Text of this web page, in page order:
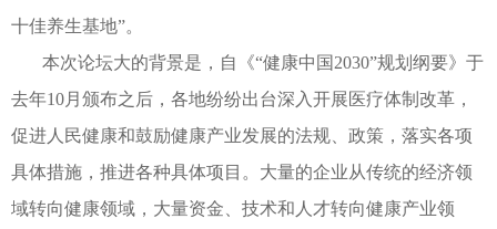
十佳养生基地”。
本次论坛大的背景是，自《“健康中国2030”规划纲要》于
去年10月颁布之后，各地纷纷出台深入开展医疗体制改革，
促进人民健康和鼓励健康产业发展的法规、政策，落实各项
具体措施，推进各种具体项目。大量的企业从传统的经济领
域转向健康领域，大量资金、技术和人才转向健康产业领